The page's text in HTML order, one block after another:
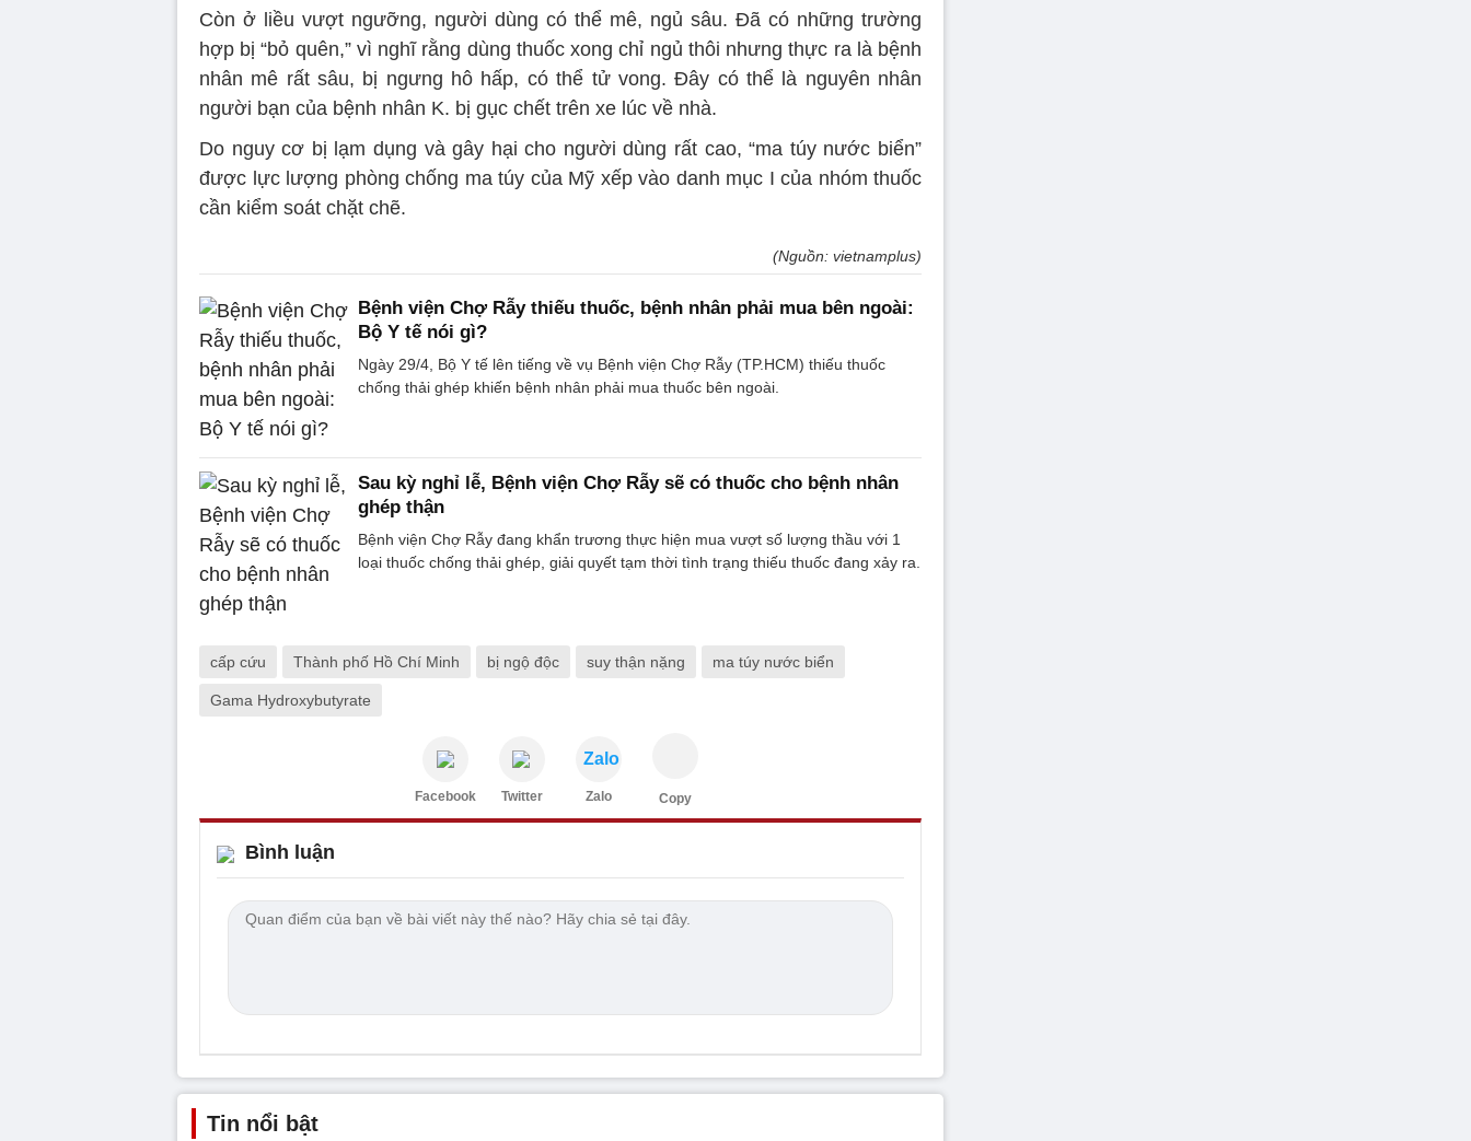
Còn ở liều vượt ngưỡng, người dùng có thể mê, ngủ sâu. Đã có những trường
hợp bị “bỏ quên,” vì nghĩ rằng dùng thuốc xong chỉ ngủ thôi nhưng thực ra là bệnh
nhân mê rất sâu, bị ngưng hô hấp, có thể tử vong. Đây có thể là nguyên nhân
người bạn của bệnh nhân K. bị gục chết trên xe lúc về nhà.
Do nguy cơ bị lạm dụng và gây hại cho người dùng rất cao, “ma túy nước biển”
được lực lượng phòng chống ma túy của Mỹ xếp vào danh mục I của nhóm thuốc
cần kiểm soát chặt chẽ.
(Nguồn: vietnamplus)
Bệnh viện Chợ Rẫy thiếu thuốc, bệnh nhân phải mua bên ngoài:
Bộ Y tế nói gì?
Ngày 29/4, Bộ Y tế lên tiếng về vụ Bệnh viện Chợ Rẫy (TP.HCM) thiếu thuốc
chống thải ghép khiến bệnh nhân phải mua thuốc bên ngoài.
Sau kỳ nghỉ lễ, Bệnh viện Chợ Rẫy sẽ có thuốc cho bệnh nhân
ghép thận
Bệnh viện Chợ Rẫy đang khẩn trương thực hiện mua vượt số lượng thầu với 1
loại thuốc chống thải ghép, giải quyết tạm thời tình trạng thiếu thuốc đang xảy ra.
cấp cứu Thành phố Hồ Chí Minh bị ngộ độc suy thận nặng ma túy nước biển
Gama Hydroxybutyrate
Facebook Twitter
Zalo
Zalo Copy
Bình luận
Tin nổi bật